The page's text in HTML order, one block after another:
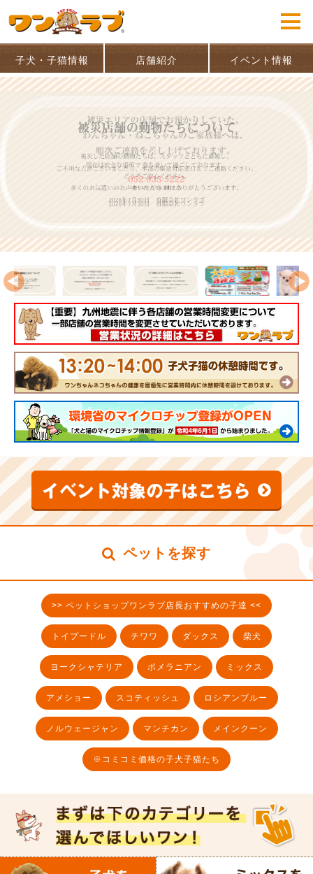
子犬・子猫情報 店舗紹介 イベント情報
ペットを探す
>> ペットショップワンラブ店長おすすめの子達 <<
トイプードル チワワ ダックス 柴犬
ヨークシャテリア ポメラニアン ミックス
アメショー スコティッシュ ロシアンブルー
ノルウェージャン マンチカン メインクーン
※コミコミ価格の子犬子猫たち